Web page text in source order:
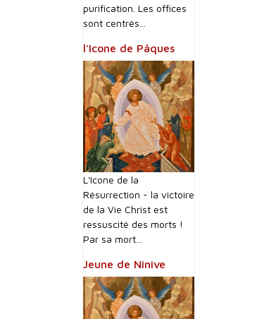
purification. Les offices
sont centrés...
l'Icone de Pâques
L'Icone de la
Résurrection - la victoire
de la Vie Christ est
ressuscité des morts !
Par sa mort...
Jeune de Ninive